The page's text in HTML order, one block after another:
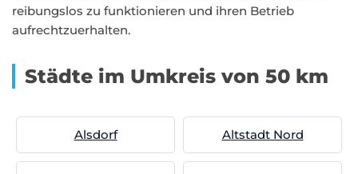
reibungslos zu funktionieren und ihren Betrieb
aufrechtzuerhalten.
Städte im Umkreis von 50 km
Alsdorf Altstadt Nord